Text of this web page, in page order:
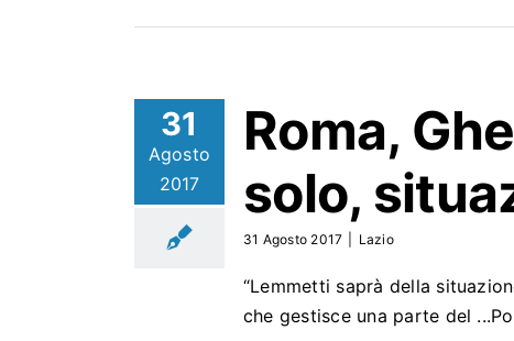
31
Agosto
2017
Roma,
solo,
31 Agosto 2017 Lazio
“Lemmetti saprà della
che gestisce una parte del